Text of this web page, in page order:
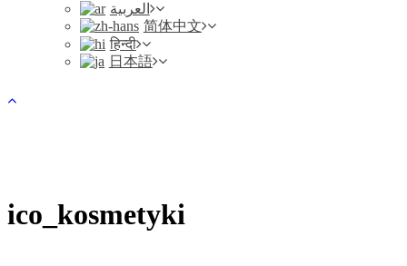
العربية
简体中文
हिन्दी
日本語
ico_kosmetyki